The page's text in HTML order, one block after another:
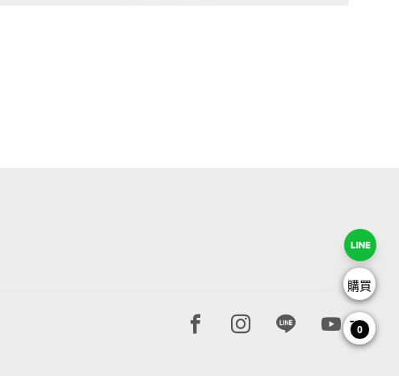
Facebook page
Instagram page
Line pageYoutube
購買
0